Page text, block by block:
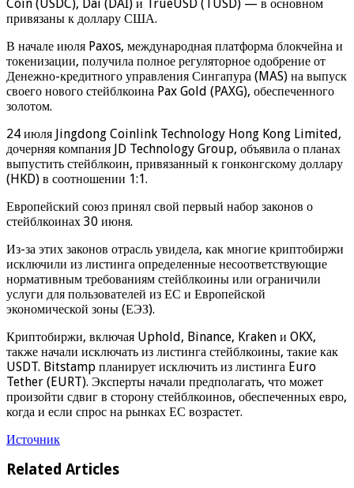
Coin (USDC), Dai (DAI) и TrueUSD (TUSD) — в основном
привязаны к доллару США.
В начале июля Paxos, международная платформа блокчейна и
токенизации, получила полное регуляторное одобрение от
Денежно-кредитного управления Сингапура (MAS) на выпуск
своего нового стейблкоина Pax Gold (PAXG), обеспеченного
золотом.
24 июля Jingdong Coinlink Technology Hong Kong Limited,
дочерняя компания JD Technology Group, объявила о планах
выпустить стейблкоин, привязанный к гонконгскому доллару
(HKD) в соотношении 1:1.
Европейский союз принял свой первый набор законов о
стейблкоинах 30 июня.
Из-за этих законов отрасль увидела, как многие криптобиржи
исключили из листинга определенные несоответствующие
нормативным требованиям стейблкоины или ограничили
услуги для пользователей из ЕС и Европейской
экономической зоны (ЕЭЗ).
Криптобиржи, включая Uphold, Binance, Kraken и OKX,
также начали исключать из листинга стейблкоины, такие как
USDT. Bitstamp планирует исключить из листинга Euro
Tether (EURT). Эксперты начали предполагать, что может
произойти сдвиг в сторону стейблкоинов, обеспеченных евро,
когда и если спрос на рынках ЕС возрастет.
Источник
Related Articles